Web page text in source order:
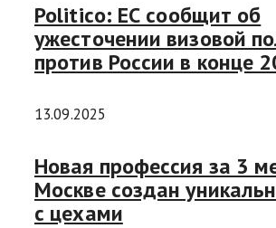
Politico: ЕС сообщит об
ужесточении визовой
против России в конце
13.09.2025
Новая профессия за 3
Москве создан
с цехами